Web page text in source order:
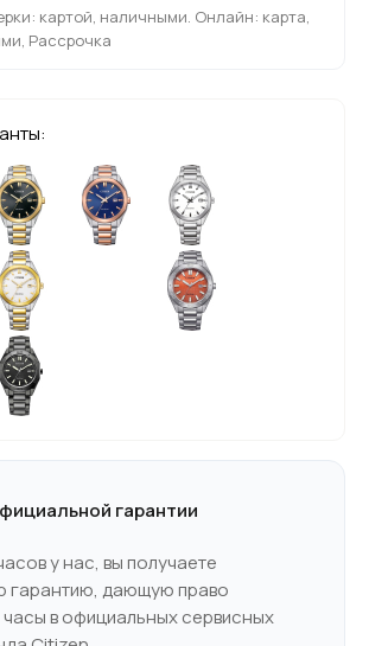
картой, наличными. Онлайн: карта,
Рассрочка
гарантии
у нас, вы получаете
гарантию, дающую право
в официальных сервисных